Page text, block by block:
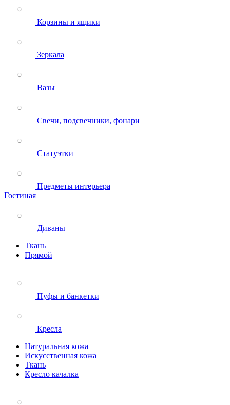
Корзины и ящики
Зеркала
Вазы
Свечи, подсвечники, фонари
Статуэтки
Предметы интерьера
Гостиная
Диваны
Ткань
Прямой
Пуфы и банкетки
Кресла
Натуральная кожа
Искусственная кожа
Ткань
Кресло качалка